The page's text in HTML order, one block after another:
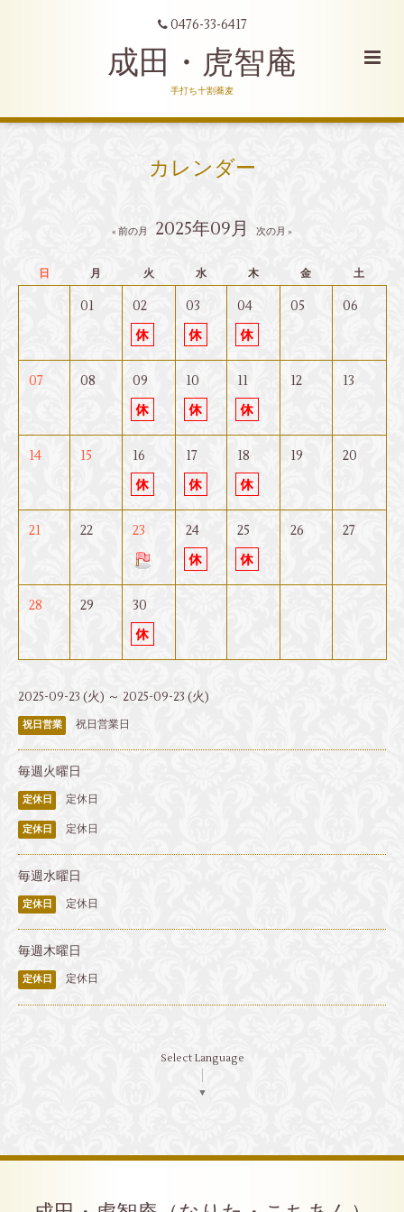
0476-33-6417
成田・虎智庵
手打ち十割蕎麦
カレンダー
« 前の月 2025年09月 次の月 »
日 月 火 水 木 金 土
01 02 03 04 05 06
07 08 09 10 11 12 13
14 15 16 17 18 19 20
21 22 23 24 25 26 27
28 29 30
2025-09-23 (火) ～ 2025-09-23 (火)
祝日営業 祝日営業日
毎週火曜日
定休日 定休日
定休日 定休日
毎週水曜日
定休日 定休日
毎週木曜日
定休日 定休日
Select Language
▼